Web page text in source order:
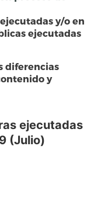
y/o en
ejecutadas
diferencias
y
ejecutadas
(Julio)